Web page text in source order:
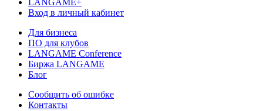
LANGAME+
Вход в личный кабинет
Для бизнеса
ПО для клубов
LANGAME Conference
Биржа LANGAME
Блог
Сообщить об ошибке
Контакты